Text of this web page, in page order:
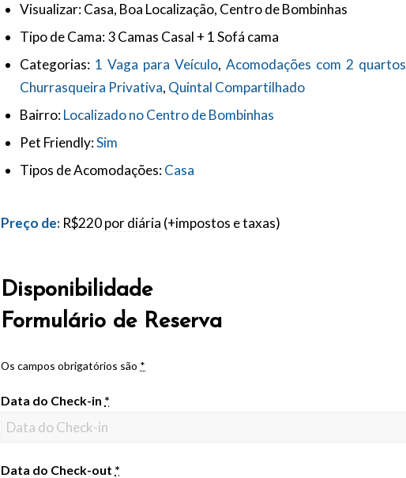
Visualizar:Casa, Boa Localização, Centro de Bombinhas
Tipo de Cama:3 Camas Casal + 1 Sofá cama
Categorias: 1 Vaga para Veículo,Acomodações com 2 quartos
Churrasqueira Privativa, Quintal Compartilhado
Bairro:Localizado no Centro de Bombinhas
Pet Friendly:Sim
Tipos de Acomodações:Casa
Preço de: R$220por diária (+impostos e taxas)
Disponibilidade
Formulário de Reserva
Os campos obrigatórios são *
Data do Check-in *
Data do Check-out *